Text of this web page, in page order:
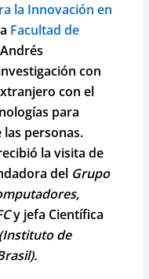
la Innovación en
Facultad de
con
con el
para
personas.
la visita de
del Grupo
y jefa Científica
de